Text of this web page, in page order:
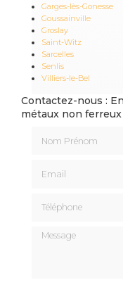
Garges-lès-Gonesse
Goussainville
Groslay
Saint-Witz
Sarcelles
Senlis
Villiers-le-Bel
Contactez-nous :
métaux non
Message